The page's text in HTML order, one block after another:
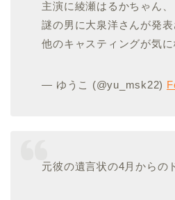
主演に綾瀬はるかちゃん、
謎の男に大泉洋さんが発表
他のキャスティングが気に
— ゆうこ (@yu_msk22)
元彼の遺言状の4月からの